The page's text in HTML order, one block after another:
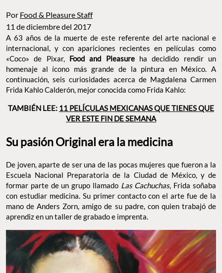
Por Food & Pleasure Staff
11 de diciembre del 2017
A 63 años de la muerte de este referente del arte nacional e
internacional, y con apariciones recientes en películas como
«Coco» de Pixar,Food and Pleasureha decidido rendir un
homenaje al ícono más grande de la pintura en México. A
continuación, seis curiosidades acerca de Magdalena Carmen
Frida Kahlo Calderón, mejor conocida como Frida Kahlo:
TAMBIÉN LEE: 11 PELÍCULAS MEXICANAS QUE TIENES QUE
VER ESTE FIN DE SEMANA
Su pasión Original era la medicina
De joven, aparte de ser una de las pocas mujeres que fueron a la
Escuela Nacional Preparatoria de la Ciudad de México, y de
formar parte de un grupo llamado Las Cachuchas, Frida soñaba
con estudiar medicina. Su primer contacto con el arte fue de la
mano de Anders Zorn, amigo de su padre, con quien trabajó de
aprendiz en un taller de grabado e imprenta.